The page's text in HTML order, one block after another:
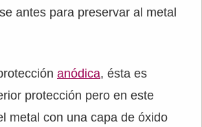
antes para preservar al metal
anódica, ésta es
protección pero en este
metal con una capa de óxido